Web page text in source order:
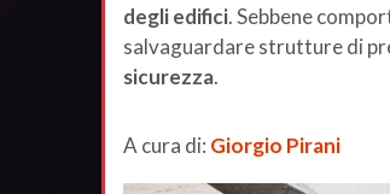
degli edifici. Sebbene
salvaguardare strutture di
sicurezza.
A cura di: Giorgio Pirani